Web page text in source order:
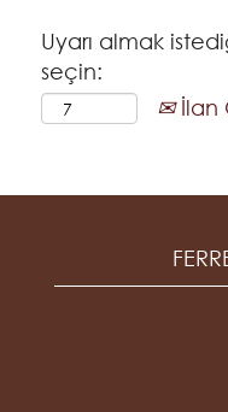
Uyarı almak
seçin:
İlan